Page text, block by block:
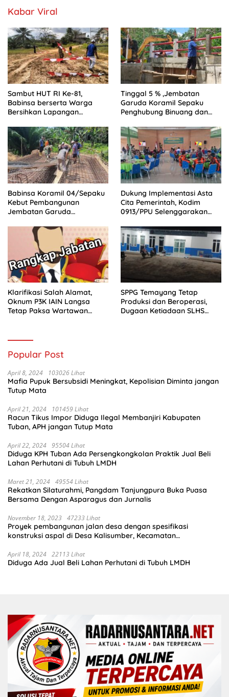
Kabar Viral
Sambut HUT RI Ke-81,
Babinsa berserta Warga
Bersihkan Lapangan
Tinggal 5 % ,Jembatan
Garuda Koramil Sepaku
Penghubung Binuang dan
Babinsa Koramil 04/Sepaku
Kebut Pembangunan
Jembatan Garuda
Dukung Implementasi Asta
Cita Pemerintah, Kodim
0913/PPU Selenggarakan
Klarifikasi Salah Alamat,
Oknum P3K IAIN Langsa
Tetap Paksa Wartawan
SPPG Temayang Tetap
Produksi dan Beroperasi,
Dugaan Ketiadaan SLHS
Popular Post
April 8, 2024 103026 Lihat
Mafia Pupuk Bersubsidi Meningkat, Kepolisian Diminta jangan
Tutup Mata
April 21, 2024 101459 Lihat
Racun Tikus Impor Diduga Ilegal Membanjiri Kabupaten
Tuban, APH jangan Tutup Mata
April 22, 2024 95504 Lihat
Diduga KPH Tuban Ada Persengkongkolan Praktik Jual Beli
Lahan Perhutani di Tubuh LMDH
Maret 21, 2024 49554 Lihat
Rekatkan Silaturahmi, Pangdam Tanjungpura Buka Puasa
Bersama Dengan Asparagus dan Jurnalis
November 18, 2023 47233 Lihat
Proyek pembangunan jalan desa dengan spesifikasi
konstruksi aspal di Desa Kalisumber, Kecamatan
sudah selesai di tahun 2023
April 18, 2024 22113 Lihat
Diduga Ada Jual Beli Lahan Perhutani di Tubuh LMDH